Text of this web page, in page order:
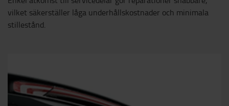
vilket säkerställer låga underhållskostnader och minimala
stillestånd.